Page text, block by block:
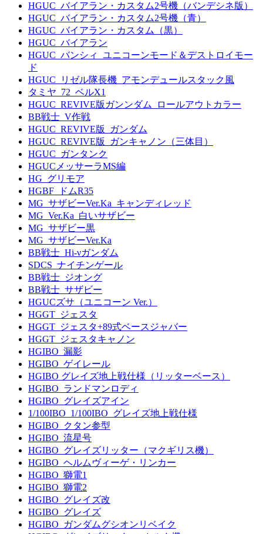
HGUC_バイアラン・カスタム2号機（バンデシネ版）
HGUC_バイアラン・カスタム2号機（青）
HGUC_バイアラン・カスタム（黒）
HGUC_バイアラン
HGUC_バンシィ_ユニコーンモード＆デストロイモー
ド
HGUC_リゼル隊長機_アモンデュールスタック風
タミヤ_72_ベルX1
HGUC_REVIVE版ガンンダム_ロールアウトカラー
BB戦士_V作戦
HGUC_REVIVE版_ガンダム
HGUC_REVIVE版_ガンキャノン（三体目）
HGUC_ガンタンク
HGUCメッサーラMS編
HG_グリモア
HGBF_ドムR35
MG_サザビーVer.Ka_キャンディレッド
MG_Ver.Ka_白いサザビー
MG_サザビー黒
MG_サザビーVer.Ka
BB戦士_Hi-νガンダム
SDCS_ナイチンゲール
BB戦士_ジオング
BB戦士_サザビー
HGUCズサ（ユニコーン Ver.）
HGGT_ジェスタ
HGGT_ジェスタ+89式ベースジャバー
HGGT_ジェスタキャノン
HGIBO_漏影
HGIBO_ゲイレール
HGIBO グレイズ地上戦仕様（リッターベース）
HGIBO_ランドマンロディ
HGIBO_グレイズアイン
1/100IBO_1/100IBO_グレイズ地上戦仕様
HGIBO_クタン参型
HGIBO_流星号
HGIBO_グレイズリッター（マクギリス機）
HGIBO_ヘルムヴィーゲ・リンカー
HGIBO_獅電1
HGIBO_獅電2
HGIBO_グレイズ改
HGIBO_グレイズ
HGIBO_ガンダムグシオンリベイク